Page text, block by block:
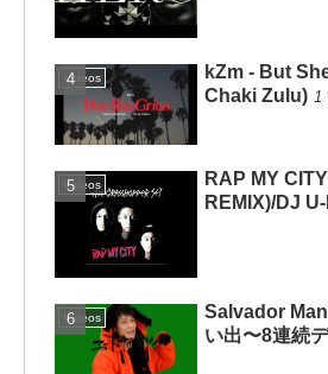
Videos
kZm - But
Chaki Zulu) 1
Videos
RAP MY
REMIX)/DJ U-
Videos
Salvador
い出〜8連続